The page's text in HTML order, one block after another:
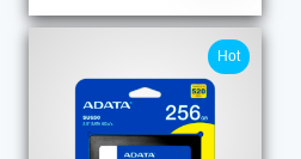
Hot